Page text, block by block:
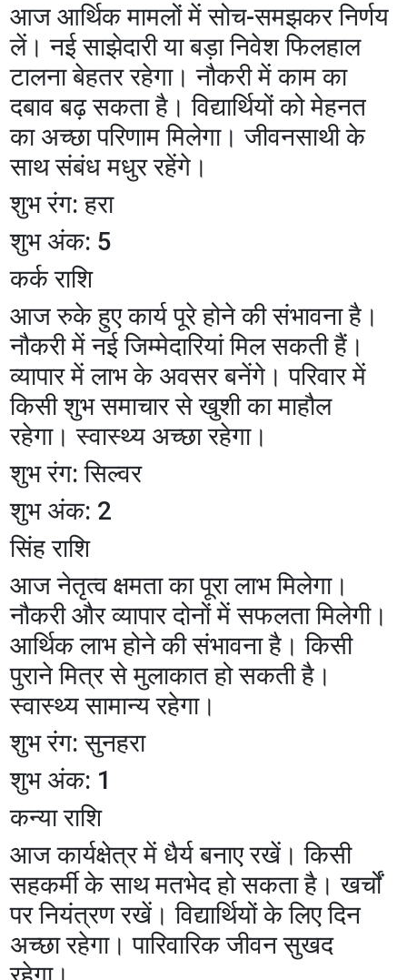
आज आर्थिक मामलों में सोच-समझकर निर्णय
लें। नई साझेदारी या बड़ा निवेश फिलहाल
टालना बेहतर रहेगा। नौकरी में काम का
दबाव बढ़ सकता है। विद्यार्थियों को मेहनत
का अच्छा परिणाम मिलेगा। जीवनसाथी के
साथ संबंध मधुर रहेंगे।
शुभ रंग: हरा
शुभ अंक: 5
कर्क राशि
आज रुके हुए कार्य पूरे होने की संभावना है।
नौकरी में नई जिम्मेदारियां मिल सकती हैं।
व्यापार में लाभ के अवसर बनेंगे। परिवार में
किसी शुभ समाचार से खुशी का माहौल
रहेगा। स्वास्थ्य अच्छा रहेगा।
शुभ रंग: सिल्वर
शुभ अंक: 2
सिंह राशि
आज नेतृत्व क्षमता का पूरा लाभ मिलेगा।
नौकरी और व्यापार दोनों में सफलता मिलेगी।
आर्थिक लाभ होने की संभावना है। किसी
पुराने मित्र से मुलाकात हो सकती है।
स्वास्थ्य सामान्य रहेगा।
शुभ रंग: सुनहरा
शुभ अंक: 1
कन्या राशि
आज कार्यक्षेत्र में धैर्य बनाए रखें। किसी
सहकर्मी के साथ मतभेद हो सकता है। खर्चों
पर नियंत्रण रखें। विद्यार्थियों के लिए दिन
अच्छा रहेगा। पारिवारिक जीवन सुखद